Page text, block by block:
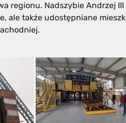
regionu. Nadszybie Andrzej
ale także udostępniane